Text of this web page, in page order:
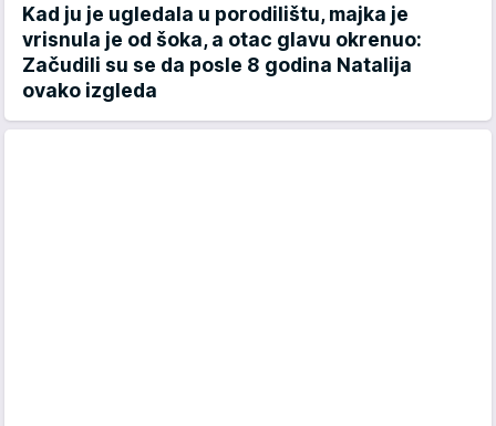
Kad ju je ugledala u porodilištu, majka je
vrisnula je od šoka, a otac glavu okrenuo:
Začudili su se da posle 8 godina Natalija
ovako izgleda